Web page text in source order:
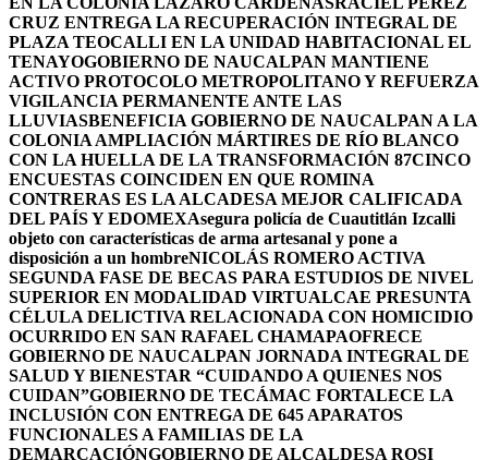
CRUZ ENTREGA LA RECUPERACIÓN INTEGRAL DE
PLAZA TEOCALLI EN LA UNIDAD HABITACIONAL EL
TENAYOGOBIERNO DE NAUCALPAN MANTIENE
ACTIVO PROTOCOLO METROPOLITANO Y REFUERZA
VIGILANCIA PERMANENTE ANTE LAS
LLUVIASBENEFICIA GOBIERNO DE NAUCALPAN A LA
COLONIA AMPLIACIÓN MÁRTIRES DE RÍO BLANCO
CON LA HUELLA DE LA TRANSFORMACIÓN 87CINCO
ENCUESTAS COINCIDEN EN QUE ROMINA
CONTRERAS ES LA ALCADESA MEJOR CALIFICADA
DEL PAÍS Y EDOMEXAsegura policía de Cuautitlán Izcalli
objeto con características de arma artesanal y pone a
disposición a un hombreNICOLÁS ROMERO ACTIVA
SEGUNDA FASE DE BECAS PARA ESTUDIOS DE NIVEL
SUPERIOR EN MODALIDAD VIRTUALCAE PRESUNTA
CÉLULA DELICTIVA RELACIONADA CON HOMICIDIO
OCURRIDO EN SAN RAFAEL CHAMAPAOFRECE
GOBIERNO DE NAUCALPAN JORNADA INTEGRAL DE
SALUD Y BIENESTAR “CUIDANDO A QUIENES NOS
CUIDAN”GOBIERNO DE TECÁMAC FORTALECE LA
INCLUSIÓN CON ENTREGA DE 645 APARATOS
FUNCIONALES A FAMILIAS DE LA
DEMARCACIÓNGOBIERNO DE ALCALDESA ROSI